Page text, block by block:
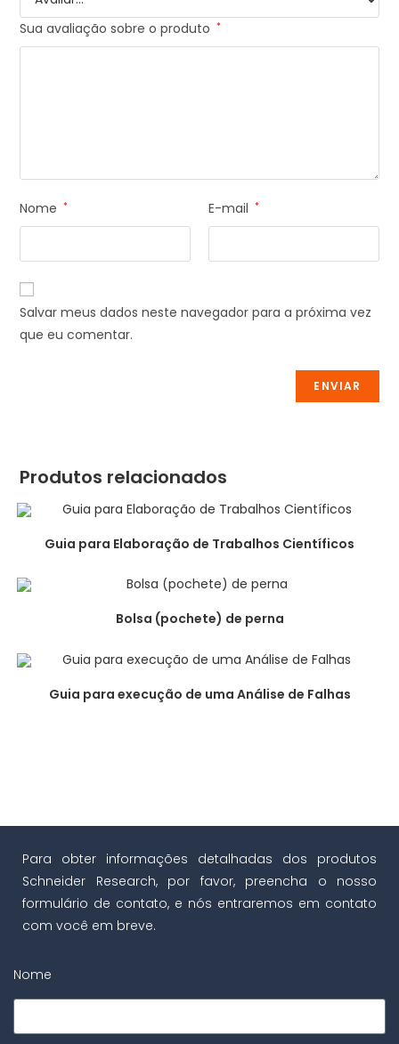
Sua avaliação sobre o produto *
Nome * E-mail *
Salvar meus dados neste navegador para a próxima vez
que eu comentar.
Produtos relacionados
Guia para Elaboração de Trabalhos Científicos
Bolsa (pochete) de perna
Guia para execução de uma Análise de Falhas
Para obter informações detalhadas dos produtos
Schneider Research, por favor, preencha o nosso
formulário de contato, e nós entraremos em contato
com você em breve.
Nome